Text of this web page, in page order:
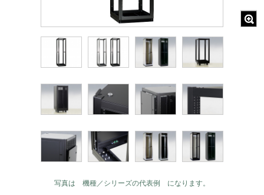
写真は 機種／シリーズの代表例 になります。